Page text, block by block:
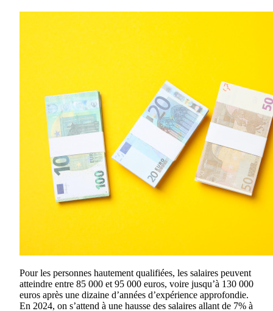
Pour les personnes hautement qualifiées, les salaires peuvent
atteindre entre 85 000 et 95 000 euros, voire jusqu’à 130 000
euros après une dizaine d’années d’expérience approfondie.
En 2024, on s’attend à une hausse des salaires allant de 7% à